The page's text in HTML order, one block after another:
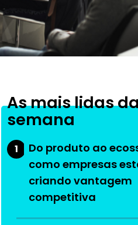
As mais lidas
semana
1
Do produto ao
como empresas
criando vantagem
competitiva